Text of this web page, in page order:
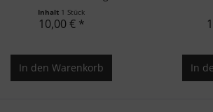
Inhalt 1 Stück
10,00 € *
In den Warenkorb In